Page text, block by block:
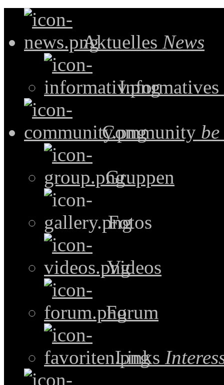
Aktuelles News
Informatives
Community
Gruppen
Fotos
Videos
Forum
Links